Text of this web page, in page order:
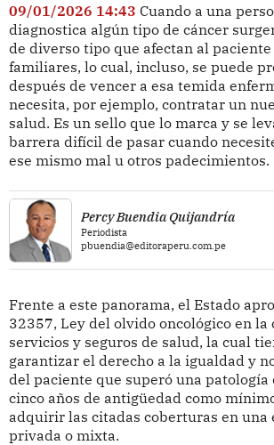
09/01/2026 14:43 Cuando a una
diagnostica algún tipo de cáncer
de diverso tipo que afectan al paciente
familiares, lo cual, incluso, se puede
después de vencer a esa temida
necesita, por ejemplo, contratar un
salud. Es un sello que lo marca y se
barrera difícil de pasar cuando
ese mismo mal u otros padecimientos.
Percy Buendia Quijandría
Periodista
pbuendia@editoraperu.com.pe
Frente a este panorama, el Estado
32357, Ley del olvido oncológico en la
servicios y seguros de salud, la cual
garantizar el derecho a la igualdad y
del paciente que superó una patología
cinco años de antigüedad como
adquirir las citadas coberturas en una
privada o mixta.